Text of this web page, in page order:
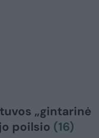
„gintarinė
poilsio (16)